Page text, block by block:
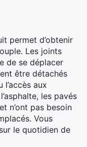
permet d’obtenir
Les joints
de se déplacer
être détachés
aux
les pavés
n’ont pas besoin
Vous
le quotidien de